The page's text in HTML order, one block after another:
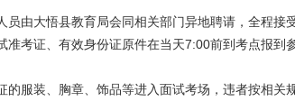
员由大悟县教育局会同相关部门异地聘请，全程接
准考证、有效身份证原件在当天7:00前到考点报
服装、胸章、饰品等进入面试考场，违者按相关